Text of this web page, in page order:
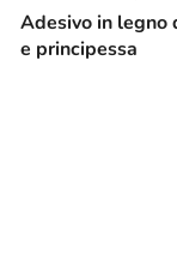
Adesivo in legno
e principessa